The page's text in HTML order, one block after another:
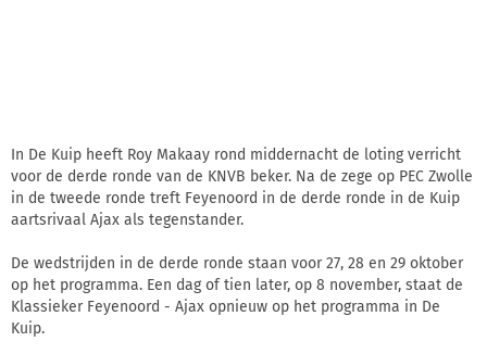
In De Kuip heeft Roy Makaay rond middernacht de loting verricht
voor de derde ronde van de KNVB beker. Na de zege op PEC Zwolle
in de tweede ronde treft Feyenoord in de derde ronde in de Kuip
aartsrivaal Ajax als tegenstander.
De wedstrijden in de derde ronde staan voor 27, 28 en 29 oktober
op het programma. Een dag of tien later, op 8 november, staat de
Klassieker Feyenoord - Ajax opnieuw op het programma in De
Kuip.